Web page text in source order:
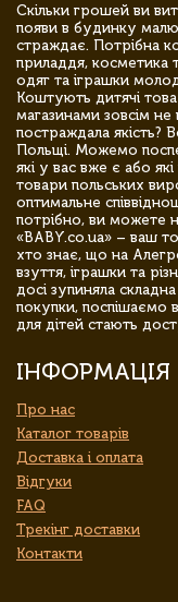
Скільки грошей ви
появи в будинку
страждає. Потрібна
приладдя, косметика
одяг та іграшки
Коштують дитячі
магазинами зовсім
постраждала якість?
Польщі. Можемо
які у вас вже є або
товари польських
оптимальне
потрібно, ви можете
«BABY.co.ua» – ваш
хто знає, що на
взуття, іграшки та
досі зупиняла
покупки, поспішаємо
для дітей стають
ІНФОРМАЦІЯ
Про нас
Каталог товарів
Доставка і оплата
Відгуки
FAQ
Трекінг доставки
Контакти